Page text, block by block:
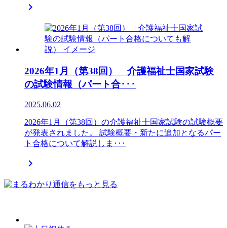

2026年1月（第38回） 介護福祉士国家試験
の試験情報（パート合･･･
2025.06.02
2026年1月（第38回）の介護福祉士国家試験の試験概要
が発表されました。 試験概要・新たに追加となるパー
ト合格について解説しま･･･
